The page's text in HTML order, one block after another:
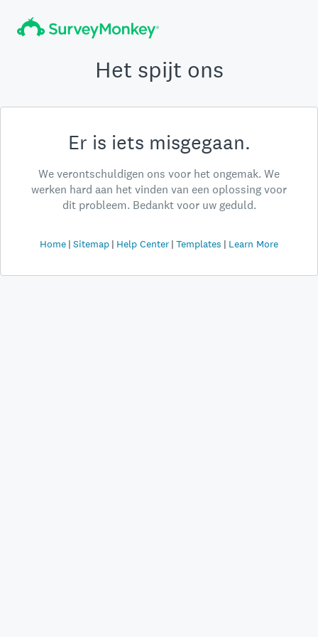
Het spijt ons
Er is iets misgegaan.
We verontschuldigen ons voor het ongemak. We
werken hard aan het vinden van een oplossing voor
dit probleem. Bedankt voor uw geduld.
Home Sitemap Help Center Templates Learn More